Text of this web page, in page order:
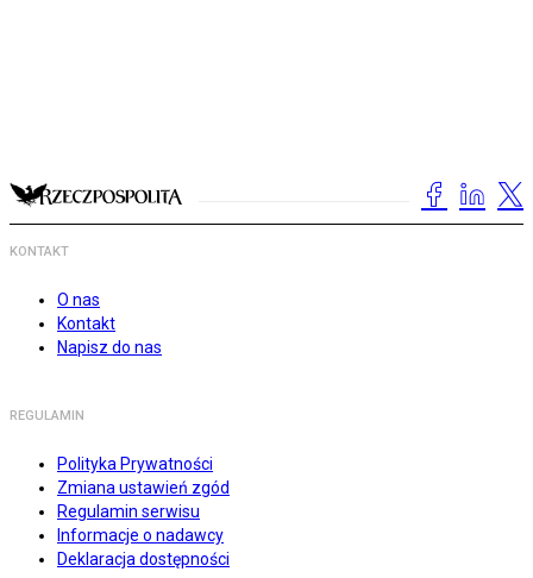
KONTAKT
O nas
Kontakt
Napisz do nas
REGULAMIN
Polityka Prywatności
Zmiana ustawień zgód
Regulamin serwisu
Informacje o nadawcy
Deklaracja dostępności